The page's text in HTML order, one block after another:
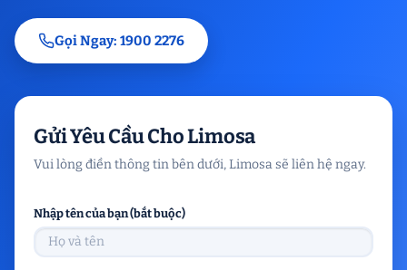
Gọi Ngay: 1900 2276
Gửi Yêu Cầu Cho Limosa
Vui lòng điền thông tin bên dưới, Limosa sẽ liên hệ ngay.
Nhập tên của bạn (bắt buộc)